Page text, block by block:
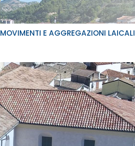
MOVIMENTI E AGGREGAZIONI LAICALI